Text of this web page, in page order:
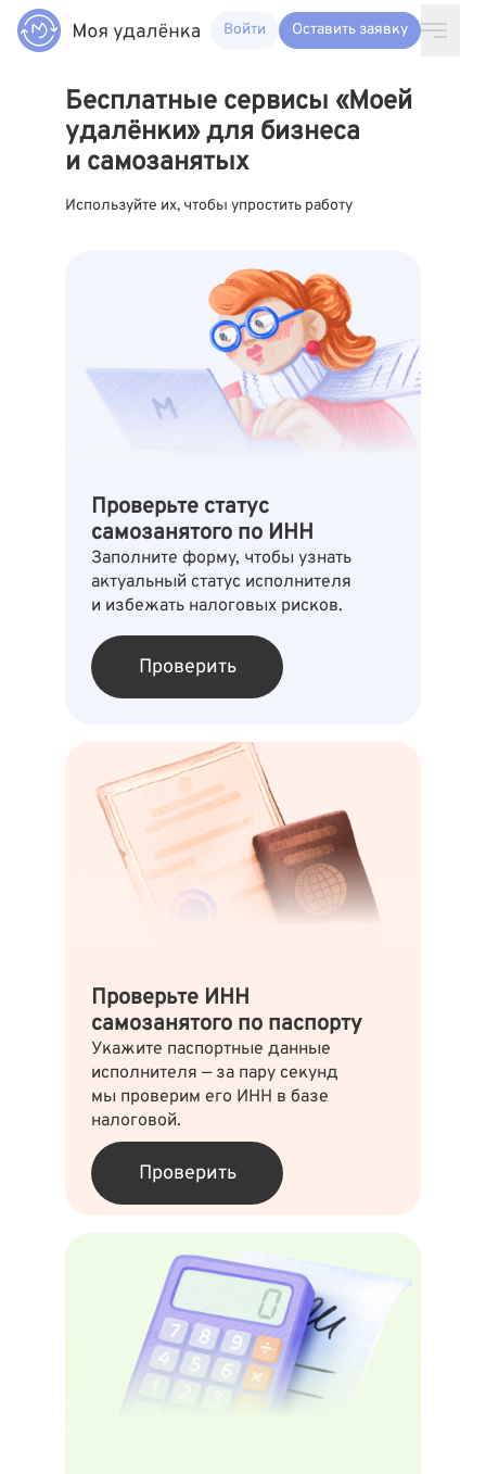
Войти Оставить заявку
Бесплатные сервисы «Моей
удалёнки» для бизнеса
и самозанятых
Используйте их, чтобы упростить работу
Проверьте статус
самозанятого по ИНН
Заполните форму, чтобы узнать
актуальный статус исполнителя
и избежать налоговых рисков.
Проверить
Проверьте ИНН
самозанятого по паспорту
Укажите паспортные данные
исполнителя — за пару секунд
мы проверим его ИНН в базе
налоговой.
Проверить